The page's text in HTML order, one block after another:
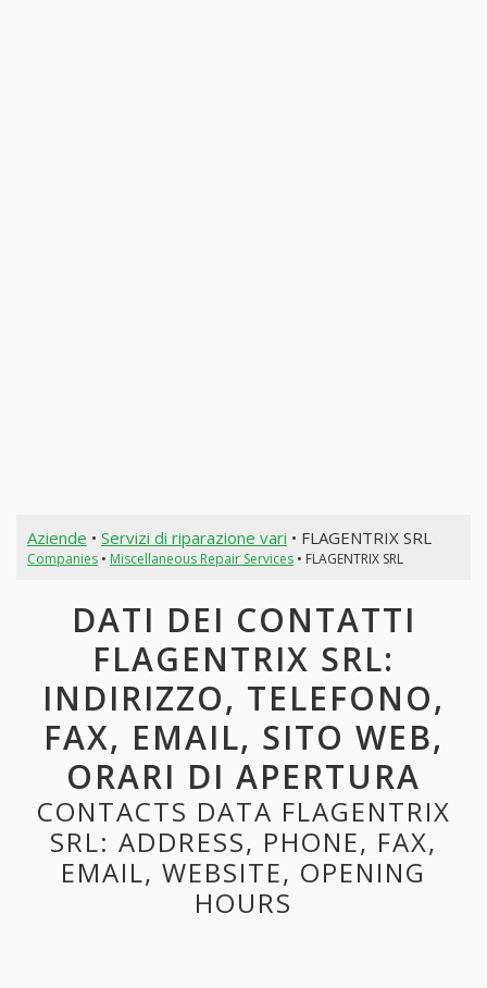
Aziende • Servizi di riparazione vari • FLAGENTRIX SRL
Companies• Miscellaneous Repair Services• FLAGENTRIX SRL
DATI DEI CONTATTI
FLAGENTRIX SRL:
INDIRIZZO, TELEFONO,
FAX, EMAIL, SITO WEB,
ORARI DI APERTURA
CONTACTS DATA FLAGENTRIX
SRL: ADDRESS, PHONE, FAX,
EMAIL, WEBSITE, OPENING
HOURS